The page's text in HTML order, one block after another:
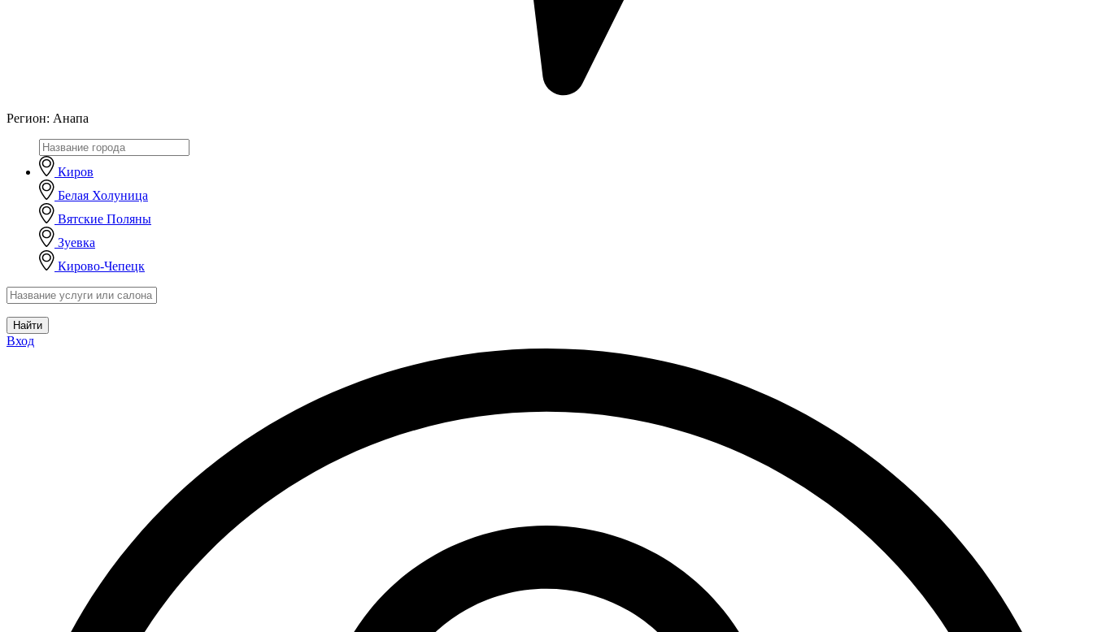
Регион: Анапа
Киров
Белая Холуница
Вятские Поляны
Зуевка
Кирово-Чепецк
Найти
Вход